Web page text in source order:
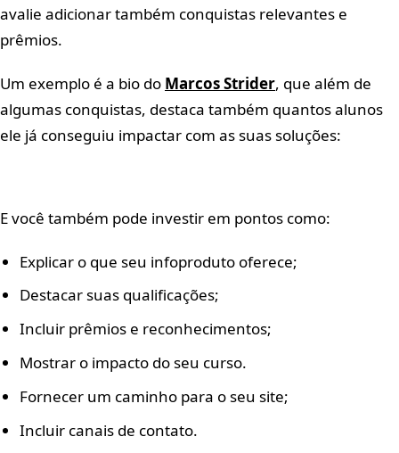
avalie adicionar também conquistas relevantes e
prêmios.
Um exemplo é a bio do Marcos Strider, que além de
algumas conquistas, destaca também quantos alunos
ele já conseguiu impactar com as suas soluções:
E você também pode investir em pontos como:
Explicar o que seu infoproduto oferece;
Destacar suas qualificações;
Incluir prêmios e reconhecimentos;
Mostrar o impacto do seu curso.
Fornecer um caminho para o seu site;
Incluir canais de contato.